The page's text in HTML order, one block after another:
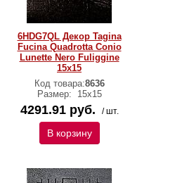
6HDG7QL Декор Tagina
Fucina Quadrotta Conio
Lunette Nero Fuliggine
15x15
Код товара:8636
Размер:
15x15
4291.91 руб. / шт.
В корзину